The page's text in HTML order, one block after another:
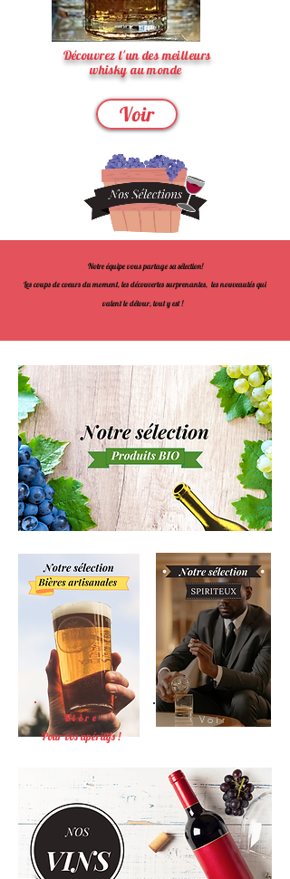
Découvrez l'un des meilleurs
whisky au monde
Voir
Notre équipe vous partage sa sélection!
Les coups de coeurs du moment, les découvertes surprenantes, les nouveautés qui
valent le détour, tout y est !
Voir
Bière
Pour vos apéritifs !